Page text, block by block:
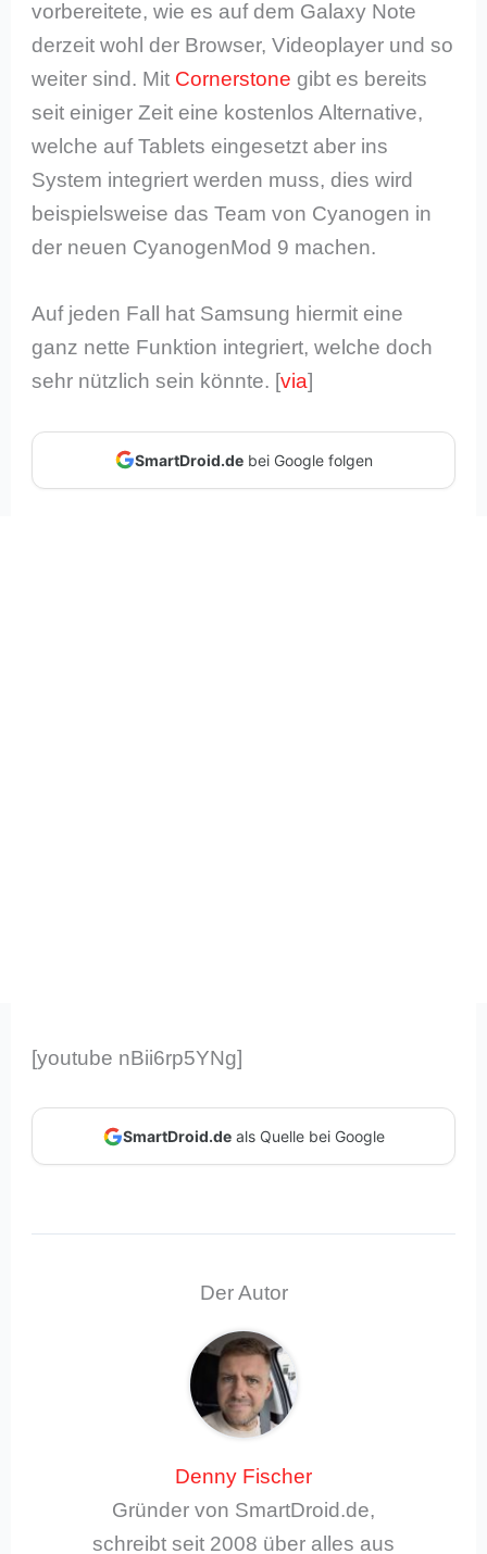
vorbereitete, wie es auf dem Galaxy Note
derzeit wohl der Browser, Videoplayer und so
weiter sind. Mit Cornerstone gibt es bereits
seit einiger Zeit eine kostenlos Alternative,
welche auf Tablets eingesetzt aber ins
System integriert werden muss, dies wird
beispielsweise das Team von Cyanogen in
der neuen CyanogenMod 9 machen.
Auf jeden Fall hat Samsung hiermit eine
ganz nette Funktion integriert, welche doch
sehr nützlich sein könnte. [via]
SmartDroid.debei Google folgen
[youtube nBii6rp5YNg]
SmartDroid.deals Quelle bei Google
Der Autor
Denny Fischer
Gründer von SmartDroid.de,
schreibt seit 2008 über alles aus